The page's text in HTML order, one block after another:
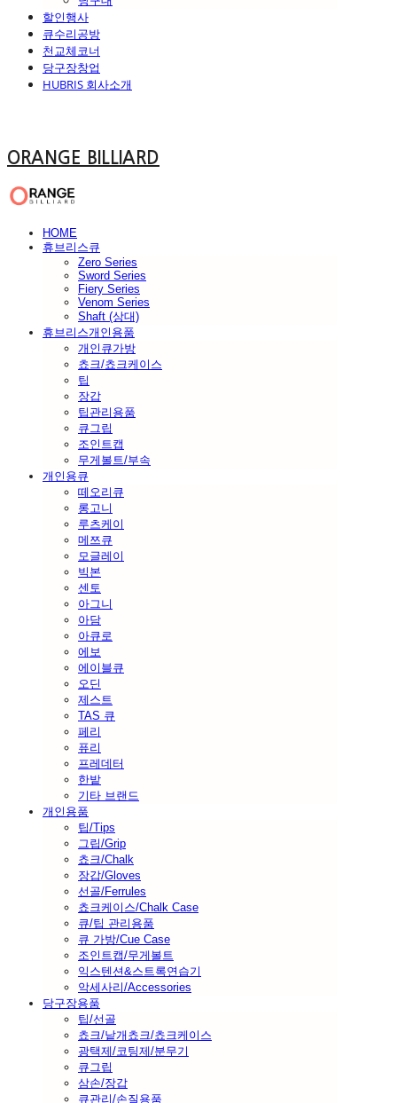
할인행사
큐수리공방
천교체코너
당구장창업
HUBRIS 회사소개
ORANGE BILLIARD
HOME
휴브리스큐
Zero Series
Sword Series
Fiery Series
Venom Series
Shaft (상대)
휴브리스개인용품
개인큐가방
쵸크/쵸크케이스
팁
장갑
팁관리용품
큐그립
조인트캡
무게볼트/부속
개인용큐
떼오리큐
롱고니
루츠케이
메쯔큐
모글레이
빅본
센토
아그니
아담
아큐로
에보
에이블큐
오딘
제스트
TAS 큐
페리
퓨리
프레데터
한밭
기타 브랜드
개인용품
팁/Tips
그립/Grip
쵸크/Chalk
장갑/Gloves
선골/Ferrules
쵸크케이스/Chalk Case
큐/팁 관리용품
큐 가방/Cue Case
조인트캡/무게볼트
익스텐션&스트록연습기
악세사리/Accessories
당구장용품
팁/선골
쵸크/낱개쵸크/쵸크케이스
광택제/코팅제/분무기
큐그립
삼손/장갑
큐관리/손질용품